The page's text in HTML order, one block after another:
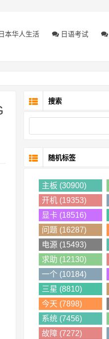
日本华人生活 日语考试
搜索
随机标签
主板 (30900)
开机 (19353)
显卡 (18516)
问题 (16287)
电源 (15493)
求助 (12130)
一个 (10184)
三星 (8810)
今天 (7898)
系统 (7456)
故障 (7272)